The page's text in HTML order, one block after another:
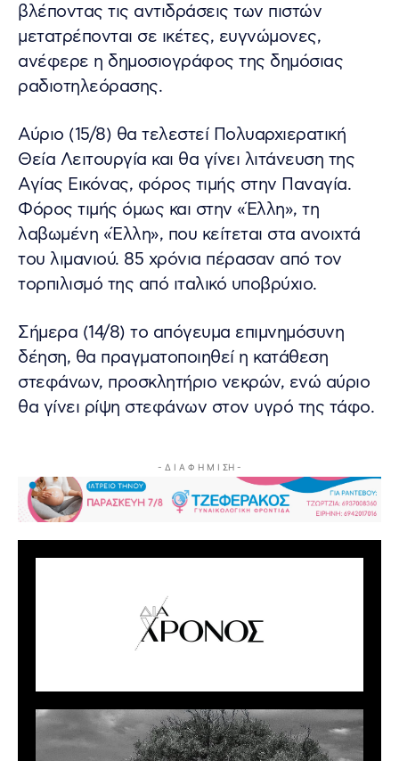
βλέποντας τις αντιδράσεις των πιστών
μετατρέπονται σε ικέτες, ευγνώμονες,
ανέφερε η δημοσιογράφος της δημόσιας
ραδιοτηλεόρασης.
Aύριο (15/8) θα τελεστεί Πολυαρχιερατική
Θεία Λειτουργία και θα γίνει λιτάνευση της
Aγίας Eικόνας, φόρος τιμής στην Παναγία.
Φόρος τιμής όμως και στην «Έλλη», τη
λαβωμένη «Έλλη», που κείτεται στα ανοιχτά
του λιμανιού. 85 χρόνια πέρασαν από τον
τορπιλισμό της από ιταλικό υποβρύχιο.
Σήμερα (14/8) το απόγευμα επιμνημόσυνη
δέηση, θα πραγματοποιηθεί η κατάθεση
στεφάνων, προσκλητήριο νεκρών, ενώ αύριο
θα γίνει ρίψη στεφάνων στον υγρό της τάφο.
- Δ Ι Α Φ Η Μ Ι ΣΗ -